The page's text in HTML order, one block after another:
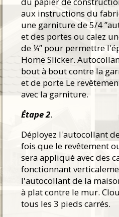
aux instructions du
une garniture de 5/4
et des portes ou calez
de ¼” pour permettre
Home Slicker.
bout à bout contre la
et de porte Le
avec la garniture.
Étape 2.
Déployez l'autocollant
fois que le revêtement
sera appliqué avec des
fonctionnant
l'autocollant de la
à plat contre le mur.
tous les 3 pieds carrés.